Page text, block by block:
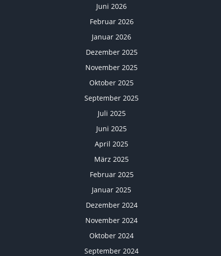
Juni 2026
Februar 2026
Januar 2026
Dezember 2025
November 2025
Oktober 2025
September 2025
Juli 2025
Juni 2025
April 2025
März 2025
Februar 2025
Januar 2025
Dezember 2024
November 2024
Oktober 2024
September 2024